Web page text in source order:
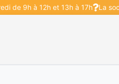
de 9h à 12h et 13h à 17h La